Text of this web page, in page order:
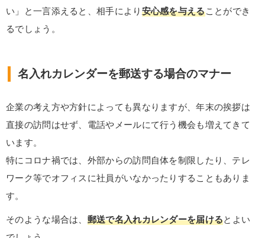
い」と一言添えると、相手により 安心感を与えることができ
るでしょう。
名入れカレンダーを郵送する場合のマナー
企業の考え方や方針によっても異なりますが、年末の挨拶は
直接の訪問はせず、電話やメールにて行う機会も増えてきて
います。
特にコロナ禍では、外部からの訪問自体を制限したり、テレ
ワーク等でオフィスに社員がいなかったりすることもありま
す。
そのような場合は、 郵送で名入れカレンダーを届けるとよい